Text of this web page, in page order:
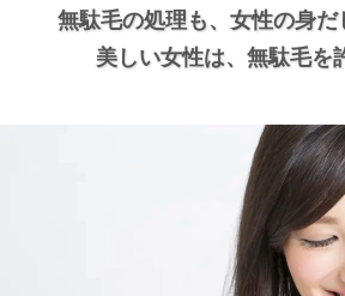
無駄毛の処理も、 女性の身だ
美しい女性は、 無駄毛を